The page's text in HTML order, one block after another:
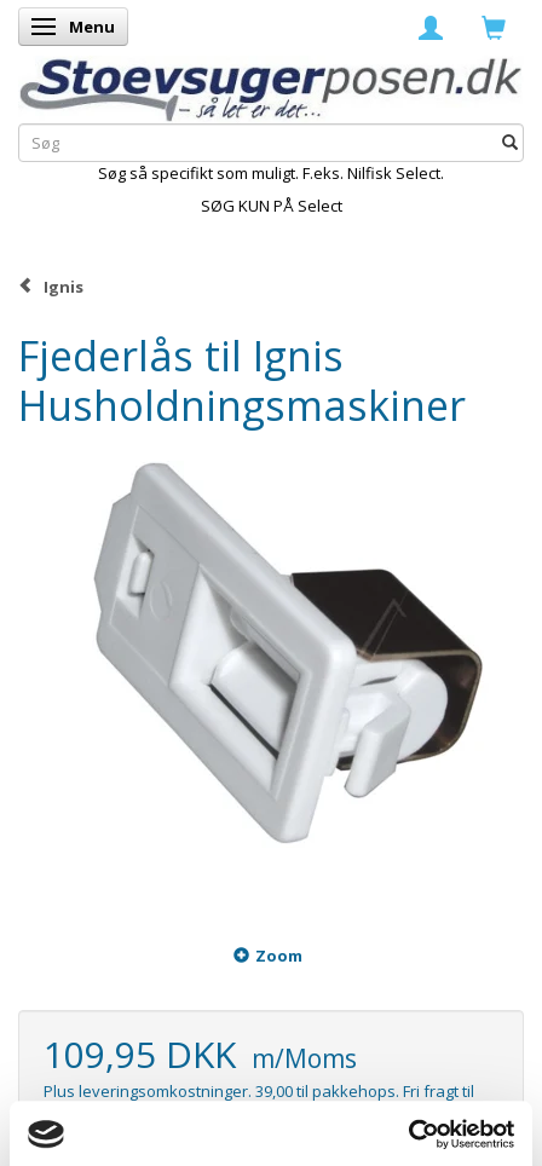
Skifte navigation
Menu
Søg så specifikt som muligt. F.eks. Nilfisk Select.
SØG KUN PÅ Select
Ignis
Fjederlås til Ignis
Husholdningsmaskiner
Zoom
109,95 DKK m/Moms
Plus leveringsomkostninger. 39,00 til pakkehops. Fri fragt til
Model/varenr.: